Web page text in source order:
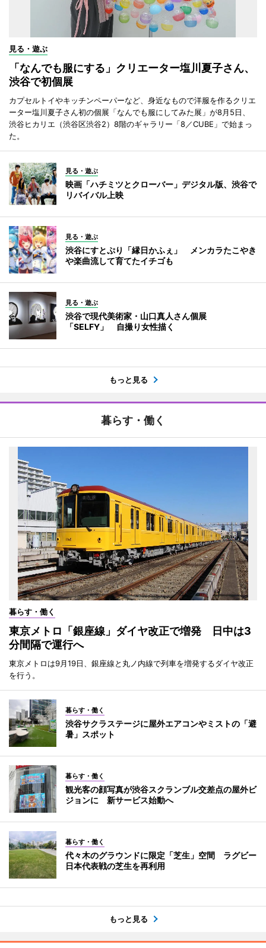
見る・遊ぶ
「なんでも服にする」クリエーター塩川夏子さん、
渋谷で初個展
カプセルトイやキッチンペーパーなど、身近なもので洋服を作るクリエ
ーター塩川夏子さん初の個展「なんでも服にしてみた展」が8月5日、
渋谷ヒカリエ（渋谷区渋谷2）8階のギャラリー「8／CUBE」で始まっ
た。
見る・遊ぶ
映画「ハチミツとクローバー」デジタル版、渋谷で
リバイバル上映
見る・遊ぶ
渋谷にすとぷり「縁日かふぇ」 メンカラたこやき
や楽曲流して育てたイチゴも
見る・遊ぶ
渋谷で現代美術家・山口真人さん個展
「SELFY」 自撮り女性描く
もっと見る
暮らす・働く
暮らす・働く
東京メトロ「銀座線」ダイヤ改正で増発 日中は3
分間隔で運行へ
東京メトロは9月19日、銀座線と丸ノ内線で列車を増発するダイヤ改正
を行う。
暮らす・働く
渋谷サクラステージに屋外エアコンやミストの「避
暑」スポット
暮らす・働く
観光客の顔写真が渋谷スクランブル交差点の屋外ビ
ジョンに 新サービス始動へ
暮らす・働く
代々木のグラウンドに限定「芝生」空間 ラグビー
日本代表戦の芝生を再利用
もっと見る